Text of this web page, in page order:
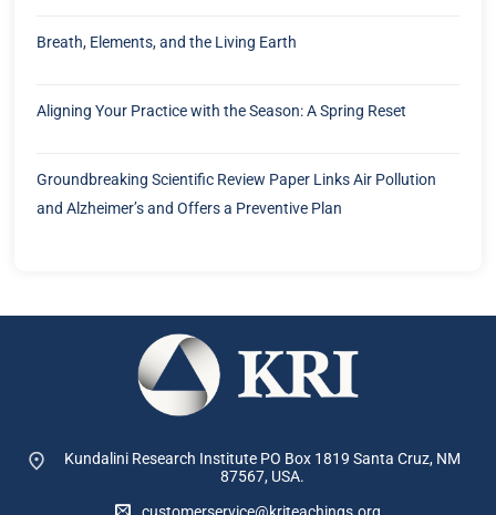
Breath, Elements, and the Living Earth
Aligning Your Practice with the Season: A Spring Reset
Groundbreaking Scientific Review Paper Links Air Pollution
and Alzheimer’s and Offers a Preventive Plan
Kundalini Research Institute PO Box 1819 Santa Cruz, NM
87567, USA.